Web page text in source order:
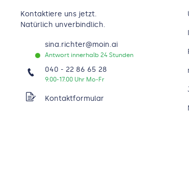
Kontaktiere uns jetzt.
Natürlich unverbindlich.
sina.richter@moin.ai
Antwort innerhalb 24 Stunden
040 - 22 86 65 28
9:00-17:00 Uhr Mo-Fr
Kontaktformular